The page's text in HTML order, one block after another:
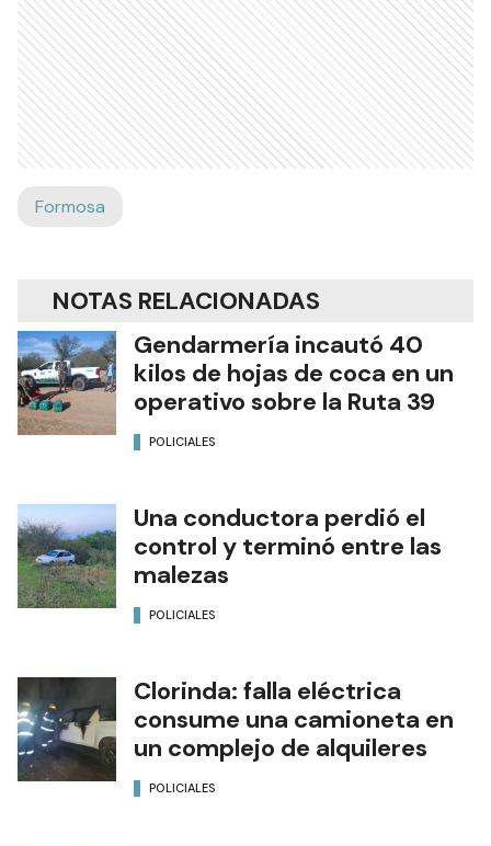
Formosa
NOTAS RELACIONADAS
Gendarmería incautó 40
kilos de hojas de coca en un
operativo sobre la Ruta 39
POLICIALES
Una conductora perdió el
control y terminó entre las
malezas
POLICIALES
Clorinda: falla eléctrica
consume una camioneta en
un complejo de alquileres
POLICIALES